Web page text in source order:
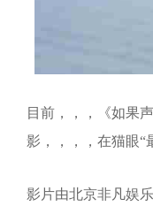
目前，，，《
影，，，，
影片由北京非凡娱乐影